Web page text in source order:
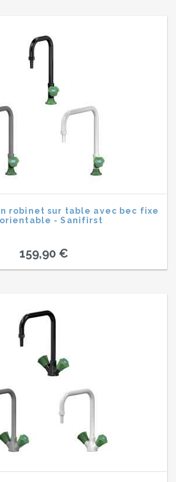
robinet sur table avec bec fixe
- Sanifirst
159,90 €